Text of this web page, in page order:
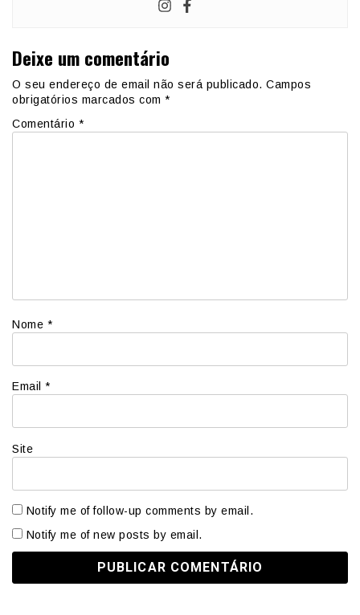
Deixe um comentário
O seu endereço de email não será publicado. Campos
obrigatórios marcados com *
Comentário *
Nome *
Email *
Site
Notify me of follow-up comments by email.
Notify me of new posts by email.